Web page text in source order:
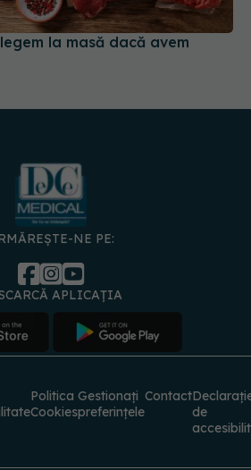
la masă dacă avem
NE PE:
Politica Gestionați Contact